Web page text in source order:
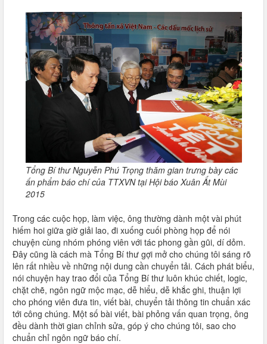
Tổng Bí thư Nguyễn Phú Trọng thăm gian trưng bày các
ấn phẩm báo chí của TTXVN tại Hội báo Xuân Ất Mùi
2015
Trong các cuộc họp, làm việc, ông thường dành một vài phút
hiếm hoi giữa giờ giải lao, đi xuống cuối phòng họp để nói
chuyện cùng nhóm phóng viên với tác phong gần gũi, dí dỏm.
Đây cũng là cách mà Tổng Bí thư gợi mở cho chúng tôi sáng rõ
lên rất nhiều về những nội dung cần chuyển tải. Cách phát biểu,
nói chuyện hay trao đổi của Tổng Bí thư luôn khúc chiết, logic,
chặt chẽ, ngôn ngữ mộc mạc, dễ hiểu, dễ khắc ghi, thuận lợi
cho phóng viên đưa tin, viết bài, chuyển tải thông tin chuẩn xác
tới công chúng. Một số bài viết, bài phỏng vấn quan trọng, ông
đều dành thời gian chỉnh sửa, góp ý cho chúng tôi, sao cho
chuẩn chỉ ngôn ngữ báo chí.